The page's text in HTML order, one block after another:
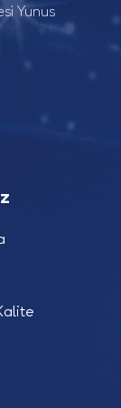
Yunus